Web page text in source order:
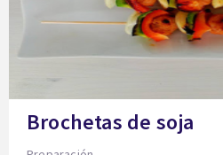
Brochetas de soja